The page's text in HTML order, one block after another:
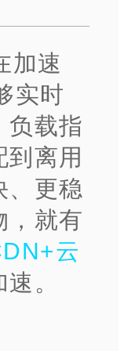
加速
实时
负载指
离用
、更稳
，就有
云
。